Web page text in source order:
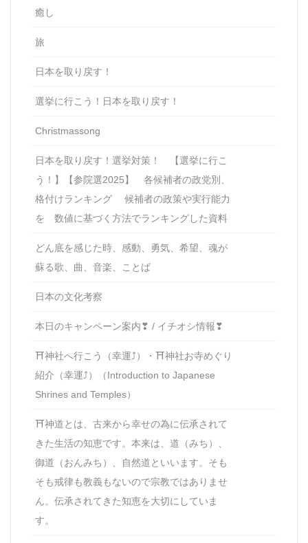
癒し
旅
日本を取り戻す！
選挙に行こう！日本を取り戻す！
Christmassong
日本を取り戻す！選挙対策！ 【選挙に行こ
う！】【参院選2025】 各候補者の政党別、
格付けランキング 候補者の政策や実行能力
を 数値に基づく方法でランキングした資料
どん底を感じた時、感動、勇気、希望、魂が
蘇る歌、曲、音楽、ことば
日本の文化考察
本日のキャンペーン案内❣ / イチオシ情報❣
⛩神社へ行こう（幸運⤴）・⛩神社お寺めぐり
紹介（幸運⤴）（Introduction to Japanese
Shrines and Temples）
⛩神道とは、古来から幸せの為に伝承されて
きた生活の知恵です。本来は、道（みち）、
御道（おんみち）、自然道といいます。そも
そも戒律も教義もないので宗教ではありませ
ん。伝承されてきた知恵を大切にしていま
す。